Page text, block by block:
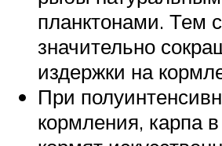
планктонами. Тем
значительно
издержки на
При
кормления, карпа